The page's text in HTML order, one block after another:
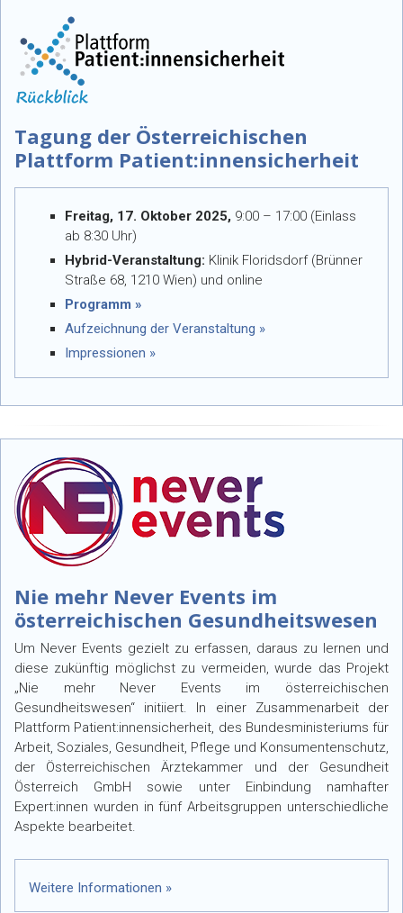
Tagung der Österreichischen
Plattform Patient:innensicherheit
Freitag, 17. Oktober 2025, 9:00 – 17:00 (Einlass
ab 8:30 Uhr)
Hybrid-Veranstaltung: Klinik Floridsdorf (Brünner
Straße 68, 1210 Wien) und online
Programm »
Aufzeichnung der Veranstaltung »
Impressionen »
Nie mehr Never Events im
österreichischen Gesundheitswesen
Um Never Events gezielt zu erfassen, daraus zu lernen und
diese zukünftig möglichst zu vermeiden, wurde das Projekt
„Nie mehr Never Events im österreichischen
Gesundheitswesen“ initiiert. In einer Zusammenarbeit der
Plattform Patient:innensicherheit, des Bundesministeriums für
Arbeit, Soziales, Gesundheit, Pflege und Konsumentenschutz,
der Österreichischen Ärztekammer und der Gesundheit
Österreich GmbH sowie unter Einbindung namhafter
Expert:innen wurden in fünf Arbeitsgruppen unterschiedliche
Aspekte bearbeitet.
Weitere Informationen »